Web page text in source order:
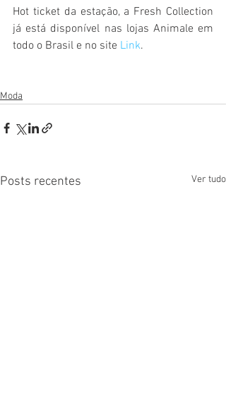
Hot ticket da estação, a Fresh Collection
já está disponível nas lojas Animale em
todo o Brasil e no site Link.
Moda
Posts recentes Ver tudo